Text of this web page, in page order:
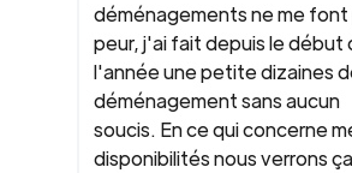
déménagements ne me font
peur, j'ai fait depuis le début
l'année une petite dizaines
déménagement sans aucun
soucis. En ce qui concerne
disponibilités nous verrons ça